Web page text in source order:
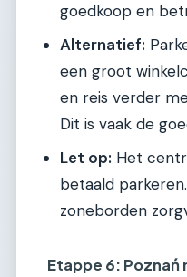
goedkoop en
Alternatief:
een groot
en reis verder
Dit is vaak de
Let op: Het
betaald
zoneborden
Etappe 6: Poznań